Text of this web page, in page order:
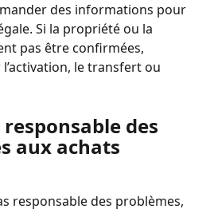
des informations pour
Si la propriété ou la
pas être confirmées,
le transfert ou
des
aux achats
responsable des problèmes,